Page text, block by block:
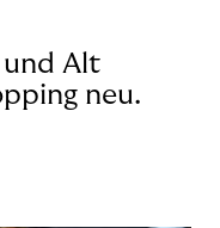
und Alt
neu.